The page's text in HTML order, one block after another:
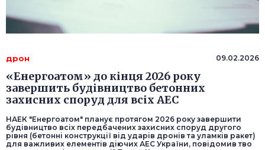
дрон 09.02.2026
«Енергоатом» до кінця 2026 року
завершить будівництво бетонних
захисних споруд для всіх АЕС
НАЕК "Енергоатом" планує протягом 2026 року завершити
будівництво всіх передбачених захисних споруд другого
рівня (бетонні конструкції від ударів дронів та уламків ракет)
для важливих елементів діючих АЕС України, повідомив тво